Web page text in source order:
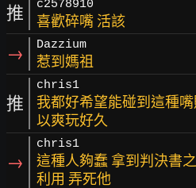
推 c2578910
喜歡碎嘴 活該
→ Dazzium
惹到媽祖
推
chris1
我都好希望能碰到這種
以爽玩好久
→
chris1
這種人夠蠢 拿到判決書
利用 弄死他